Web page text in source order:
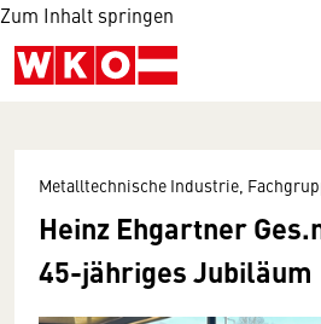
Zum Inhalt springen
Metalltechnische Industrie,
Heinz Ehgartner
45-jähriges Jubiläum